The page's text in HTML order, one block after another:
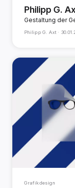
Philipp G.
Gestaltung der
Philipp G. Axt ·
Grafikdesign